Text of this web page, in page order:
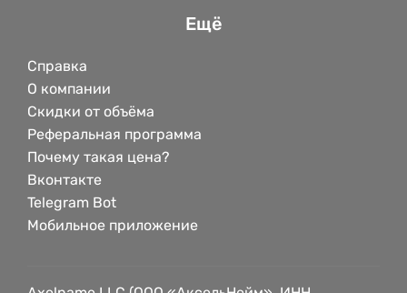
Ещё
Справка
О компании
Скидки от объёма
Реферальная программа
Почему такая цена?
Вконтакте
Telegram Bot
Мобильное приложение